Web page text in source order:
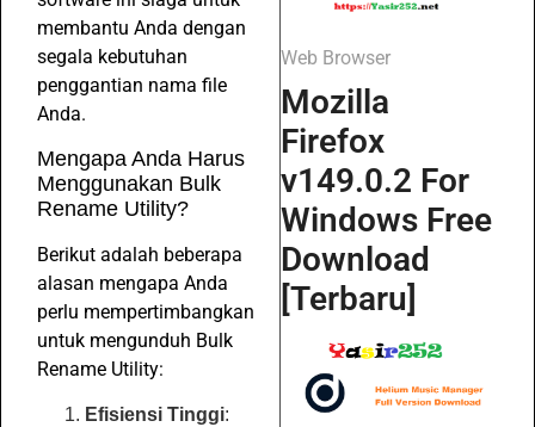
membantu Anda dengan
segala kebutuhan
penggantian nama file
Anda.
Mengapa Anda Harus
Menggunakan Bulk
Rename Utility?
Berikut adalah beberapa
alasan mengapa Anda
perlu mempertimbangkan
untuk mengunduh Bulk
Rename Utility:
Efisiensi Tinggi:
Web Browser
Mozilla
Firefox
v149.0.2 For
Windows Free
Download
[Terbaru]